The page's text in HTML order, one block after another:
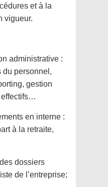
et à la
vigueur.
:
du personnel,
gestion
effectifs…
en interne :
à la retraite,
dossiers
de l’entreprise;